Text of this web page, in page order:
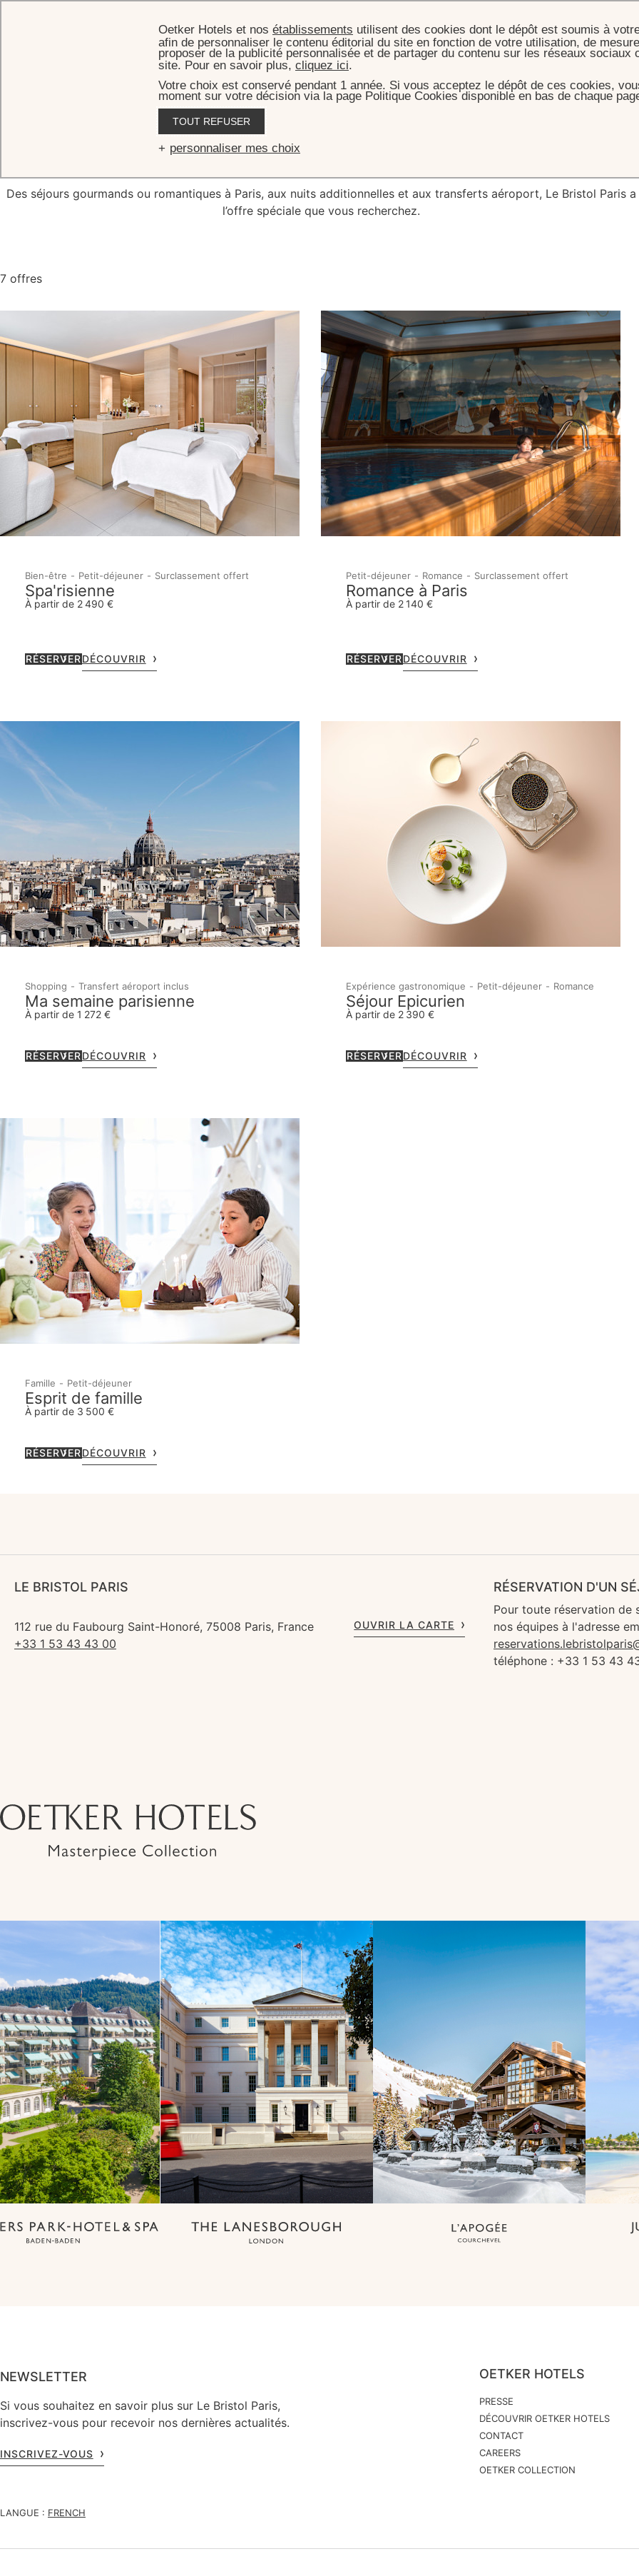
Offres
Des séjours gourmands ou romantiques à Paris, aux nuits additionnelles et aux transferts aéroport, Le Bristol Paris a
l’offre spéciale que vous recherchez.
7 offres
Bien-être Petit-déjeuner Surclassement offert
Spa'risienne
À partir de 2 490 €
RÉSERVERDÉCOUVRIR
Petit-déjeuner Romance Surclassement offert
Romance à Paris
À partir de 2 140 €
RÉSERVERDÉCOUVRIR
Shopping Transfert aéroport inclus
Ma semaine parisienne
À partir de 1 272 €
RÉSERVERDÉCOUVRIR
Expérience gastronomique Petit-déjeuner Romance
Séjour Epicurien
À partir de 2 390 €
RÉSERVERDÉCOUVRIR
Famille Petit-déjeuner
Esprit de famille
À partir de 3 500 €
RÉSERVERDÉCOUVRIR
LE BRISTOL PARIS
112 rue du Faubourg Saint-Honoré, 75008 Paris, France
+33 1 53 43 43 00
OUVRIR LA CARTE
RÉSERVATION D'UN
Pour toute réservation de
nos équipes à l'adresse
téléphone : +33 1 53 43
NEWSLETTER
Si vous souhaitez en savoir plus sur Le Bristol Paris,
inscrivez-vous pour recevoir nos dernières actualités.
INSCRIVEZ-VOUS
OETKER HOTELS
PRESSE
DÉCOUVRIR OETKER HOTELS
CONTACT
CAREERS
OETKER COLLECTION
LANGUE : FRENCH
Oetker Hotels et nos établissements utilisent des cookies dont le dépôt est soumis à
afin de personnaliser le contenu éditorial du site en fonction de votre utilisation, de
proposer de la publicité personnalisée et de partager du contenu sur les réseaux sociaux
site. Pour en savoir plus, cliquez ici.
Votre choix est conservé pendant 1 année. Si vous acceptez le dépôt de ces cookies,
moment sur votre décision via la page Politique Cookies disponible en bas de chaque
TOUT REFUSER
personnaliser mes choix